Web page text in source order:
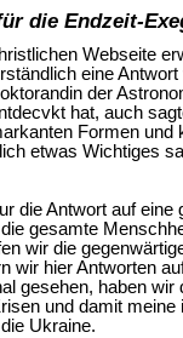
die Endzeit-
Webseite
eine
der
hat, auch
Formen und
etwas Wichtiges
die Antwort auf eine
gesamte
wir die
wir hier Antworten
gesehen, haben wir
und damit meine
Ukraine.